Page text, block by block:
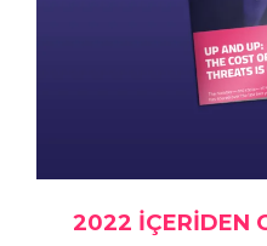
2022 İÇERIDEN